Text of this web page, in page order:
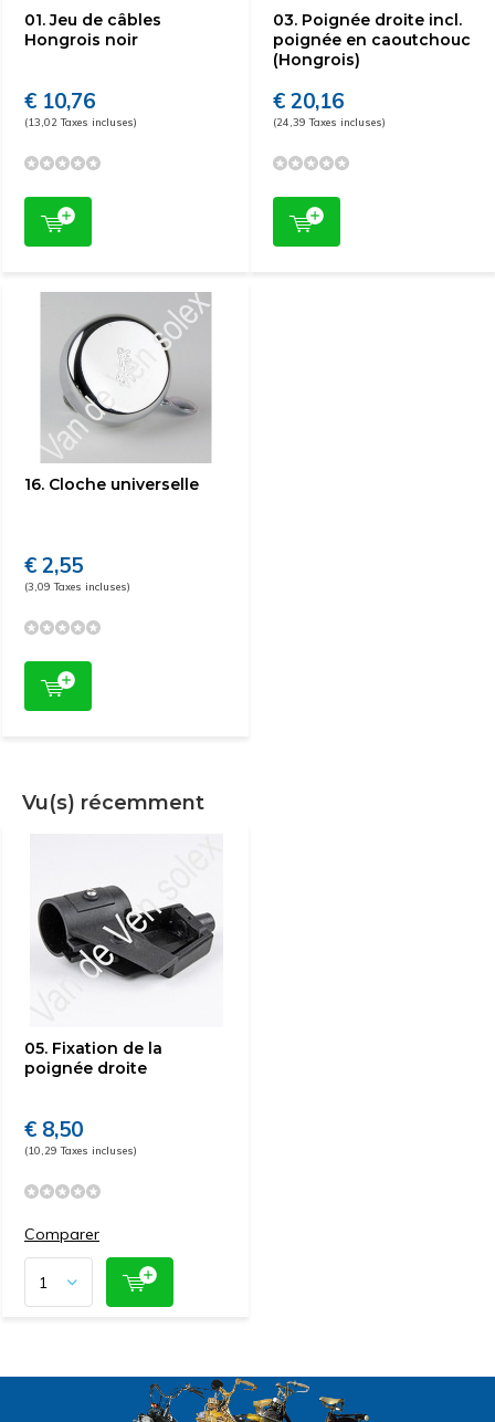
01. Jeu de câbles
Hongrois noir
€ 10,76
(13,02 Taxes incluses)
03. Poignée droite incl.
poignée en caoutchouc
(Hongrois)
€ 20,16
(24,39 Taxes incluses)
16. Cloche universelle
€ 2,55
(3,09 Taxes incluses)
Vu(s) récemment
05. Fixation de la
poignée droite
€ 8,50
(10,29 Taxes incluses)
Comparer